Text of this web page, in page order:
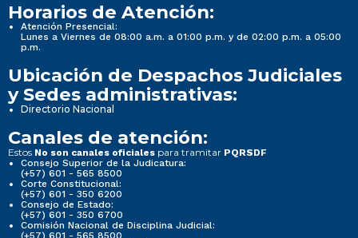
Horarios de Atención:
Atención Presencial:
Lunes a Viernes de 08:00 a.m. a 01:00 p.m. y de 02:00 p.m. a 05:00
p.m.
Ubicación de Despachos Judiciales
y Sedes administrativas:
Directorio Nacional
Canales de atención:
Estos No son canales oficiales para tramitar PQRSDF
Consejo Superior de la Judicatura:
(+57) 601 - 565 8500
Corte Constitucional:
(+57) 601 - 350 6200
Consejo de Estado:
(+57) 601 - 350 6700
Comisión Nacional de Disciplina Judicial:
(+57) 601 - 565 8500